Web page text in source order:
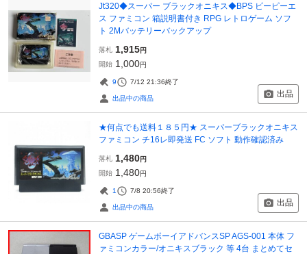
Jt320◆スーパー ブラックオニキス◆BPS ビーピーエ
ス ファミコン 箱説明書付き RPG レトロゲーム ソフ
ト 2Mバッテリーバックアップ
落札 1,915円
開始 1,000円
9 7/12 21:36終了
出品中の商品 出品
★何点でも送料１８５円★ スーパーブラックオニキス
ファミコン チ16レ即発送 FC ソフト 動作確認済み
落札 1,480円
開始 1,480円
1 7/8 20:56終了
出品中の商品 出品
GBASP ゲームボーイアドバンスSP AGS-001 本体 フ
ァミコンカラー/オニキスブラック 等 4台 まとめてセ